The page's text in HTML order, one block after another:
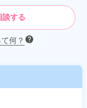
談する
何？